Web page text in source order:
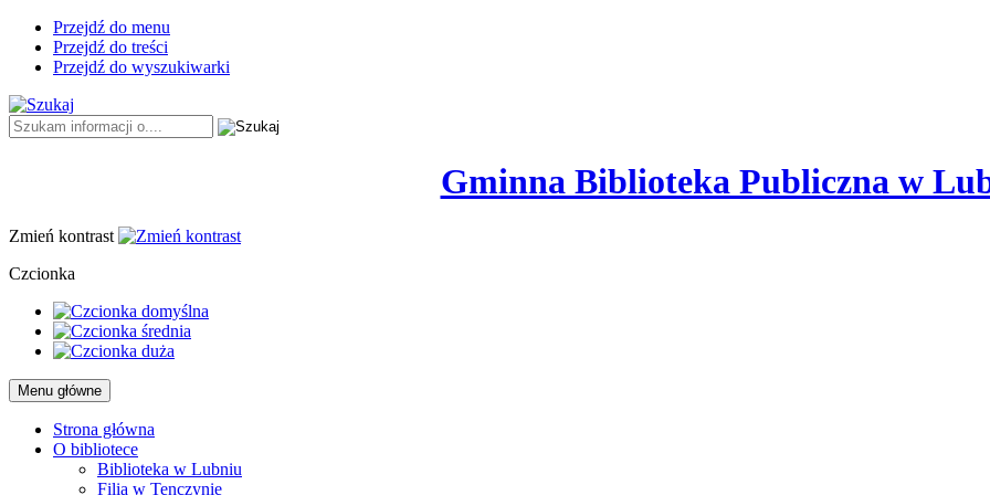
Przejdź do menu
Przejdź do treści
Przejdź do wyszukiwarki
Tutaj
wpisz
Gminna Biblioteka Publiczna w
Zmień kontrast
Czcionka
Menu główne
Strona główna
O bibliotece
Biblioteka w Lubniu
Filia w Tenczynie